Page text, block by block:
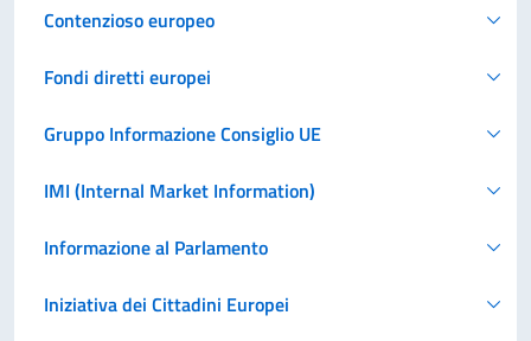
Contenzioso europeo
Fondi diretti europei
Gruppo Informazione Consiglio UE
IMI (Internal Market Information)
Informazione al Parlamento
Iniziativa dei Cittadini Europei